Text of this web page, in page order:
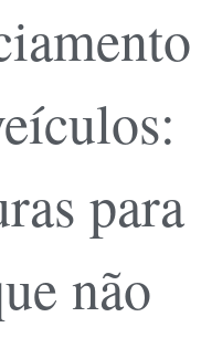
para
não